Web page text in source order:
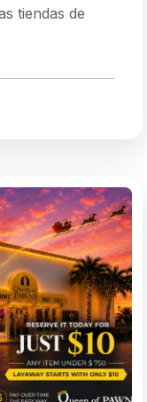
tiendas de